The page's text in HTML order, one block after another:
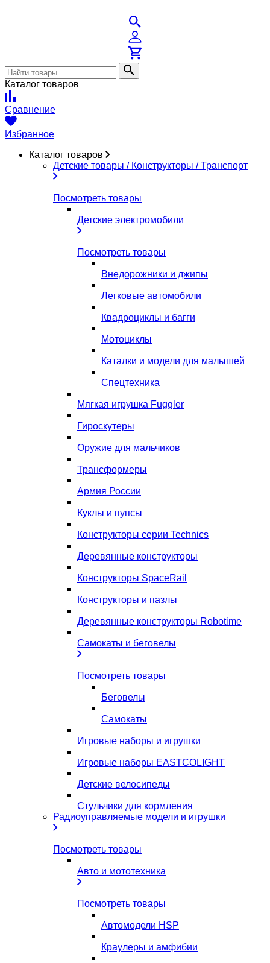
Каталог товаров
Сравнение
Избранное
Каталог товаров
Детские товары / Конструкторы / Транспорт
Посмотреть товары
Детские электромобили
Посмотреть товары
Внедорожники и джипы
Легковые автомобили
Квадроциклы и багги
Мотоциклы
Каталки и модели для малышей
Спецтехника
Мягкая игрушка Fuggler
Гироскутеры
Оружие для мальчиков
Трансформеры
Армия России
Куклы и пупсы
Конструкторы серии Technics
Деревянные конструкторы
Конструкторы SpaceRail
Конструкторы и пазлы
Деревянные конструкторы Robotime
Самокаты и беговелы
Посмотреть товары
Беговелы
Самокаты
Игровые наборы и игрушки
Игровые наборы EASTCOLIGHT
Детские велосипеды
Стульчики для кормления
Радиоуправляемые модели и игрушки
Посмотреть товары
Авто и мототехника
Посмотреть товары
Автомодели HSP
Краулеры и амфибии